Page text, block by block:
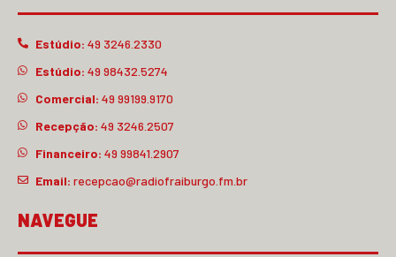
Estúdio: 49 3246.2330
Estúdio: 49 98432.5274
Comercial: 49 99199.9170
Recepção: 49 3246.2507
Financeiro: 49 99841.2907
Email: recepcao@radiofraiburgo.fm.br
NAVEGUE